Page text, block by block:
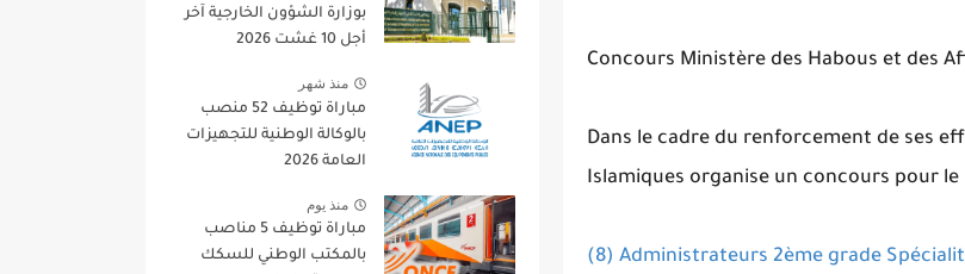
Concours Ministère des Habous et des
Dans le cadre du renforcement de ses
Islamiques organise un concours pour
(8) Administrateurs 2ème grade
بوزارة الشؤون الخارجية آخر
أجل 10 غشت 2026
منذ شهر
مباراة توظيف 52 منصب
بالوكالة الوطنية للتجهيزات
العامة 2026
منذ يوم
مباراة توظيف 5 مناصب
بالمكتب الوطني للسكك